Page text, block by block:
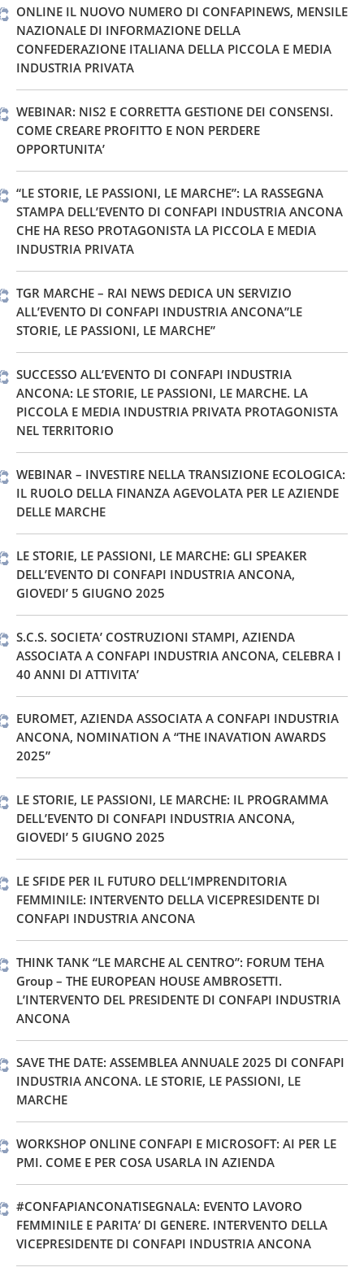
ONLINE IL NUOVO NUMERO DI CONFAPINEWS, MENSILE
NAZIONALE DI INFORMAZIONE DELLA
CONFEDERAZIONE ITALIANA DELLA PICCOLA E MEDIA
INDUSTRIA PRIVATA
WEBINAR: NIS2 E CORRETTA GESTIONE DEI CONSENSI.
COME CREARE PROFITTO E NON PERDERE
OPPORTUNITA’
“LE STORIE, LE PASSIONI, LE MARCHE”: LA RASSEGNA
STAMPA DELL’EVENTO DI CONFAPI INDUSTRIA ANCONA
CHE HA RESO PROTAGONISTA LA PICCOLA E MEDIA
INDUSTRIA PRIVATA
TGR MARCHE – RAI NEWS DEDICA UN SERVIZIO
ALL’EVENTO DI CONFAPI INDUSTRIA ANCONA”LE
STORIE, LE PASSIONI, LE MARCHE”
SUCCESSO ALL’EVENTO DI CONFAPI INDUSTRIA
ANCONA: LE STORIE, LE PASSIONI, LE MARCHE. LA
PICCOLA E MEDIA INDUSTRIA PRIVATA PROTAGONISTA
NEL TERRITORIO
WEBINAR – INVESTIRE NELLA TRANSIZIONE ECOLOGICA:
IL RUOLO DELLA FINANZA AGEVOLATA PER LE AZIENDE
DELLE MARCHE
LE STORIE, LE PASSIONI, LE MARCHE: GLI SPEAKER
DELL’EVENTO DI CONFAPI INDUSTRIA ANCONA,
GIOVEDI’ 5 GIUGNO 2025
S.C.S. SOCIETA’ COSTRUZIONI STAMPI, AZIENDA
ASSOCIATA A CONFAPI INDUSTRIA ANCONA, CELEBRA I
40 ANNI DI ATTIVITA’
EUROMET, AZIENDA ASSOCIATA A CONFAPI INDUSTRIA
ANCONA, NOMINATION A “THE INAVATION AWARDS
2025”
LE STORIE, LE PASSIONI, LE MARCHE: IL PROGRAMMA
DELL’EVENTO DI CONFAPI INDUSTRIA ANCONA,
GIOVEDI’ 5 GIUGNO 2025
LE SFIDE PER IL FUTURO DELL’IMPRENDITORIA
FEMMINILE: INTERVENTO DELLA VICEPRESIDENTE DI
CONFAPI INDUSTRIA ANCONA
THINK TANK “LE MARCHE AL CENTRO”: FORUM TEHA
Group – THE EUROPEAN HOUSE AMBROSETTI.
L’INTERVENTO DEL PRESIDENTE DI CONFAPI INDUSTRIA
ANCONA
SAVE THE DATE: ASSEMBLEA ANNUALE 2025 DI CONFAPI
INDUSTRIA ANCONA. LE STORIE, LE PASSIONI, LE
MARCHE
WORKSHOP ONLINE CONFAPI E MICROSOFT: AI PER LE
PMI. COME E PER COSA USARLA IN AZIENDA
#CONFAPIANCONATISEGNALA: EVENTO LAVORO
FEMMINILE E PARITA’ DI GENERE. INTERVENTO DELLA
VICEPRESIDENTE DI CONFAPI INDUSTRIA ANCONA